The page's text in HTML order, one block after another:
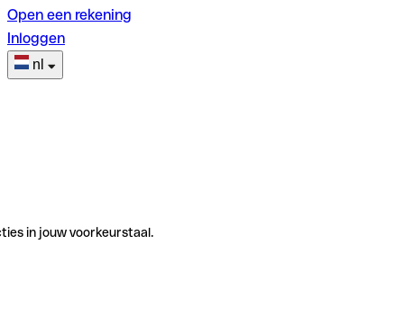
Open een rekening
Inloggen
nl
in jouw voorkeurstaal.